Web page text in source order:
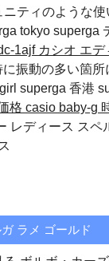
ティのような
tokyo superga
1ajf カシオ エデ
に振動の多い箇所
superga 香港
格 casio baby-g
レディース スペ
ラメ ゴールド